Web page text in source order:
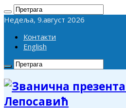
Недеља, 9.август 2026
Контакти
English